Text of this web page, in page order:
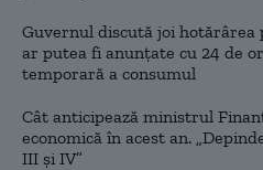
Guvernul discută joi
ar putea fi anunțate cu 24 de
temporară a consumul
Cât anticipează ministrul
economică în acest an.
III şi IV”